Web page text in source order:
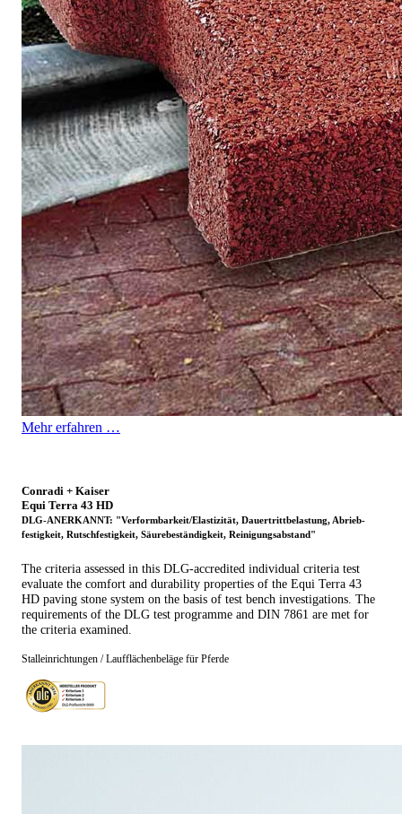
Mehr erfahren …
Conradi + Kaiser
Equi Terra 43 HD
DLG-ANERKANNT: "Verformbarkeit/Elastizität, Dauertrittbelastung, Abrieb­
festigkeit, Rutschfestigkeit, Säurebeständigkeit, Reinigungsabstand"
The criteria assessed in this DLG-accredited individual criteria test
evaluate the comfort and durability properties of the Equi Terra 43
HD paving stone system on the basis of test bench investigations. The
requirements of the DLG test programme and DIN 7861 are met for
the criteria examined.
Stalleinrichtungen / Laufflächenbeläge für Pferde